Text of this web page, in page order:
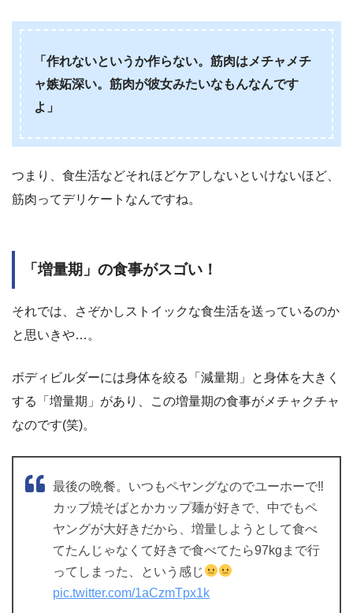
「作れないというか作らない。筋肉はメチャメチ
ャ嫉妬深い。筋肉が彼女みたいなもんなんです
よ」
つまり、食生活などそれほどケアしないといけないほど、
筋肉ってデリケートなんですね。
「増量期」の食事がスゴい！
それでは、さぞかしストイックな食生活を送っているのか
と思いきや…。
ボディビルダーには身体を絞る「減量期」と身体を大きく
する「増量期」があり、この増量期の食事がメチャクチャ
なのです(笑)。
最後の晩餐。いつもペヤングなのでユーホーで‼︎
カップ焼そばとかカップ麺が好きで、中でもペ
ヤングが大好きだから、増量しようとして食べ
てたんじゃなくて好きで食べてたら97kgまで行
ってしまった、という感じ
pic.twitter.com/1aCzmTpx1k